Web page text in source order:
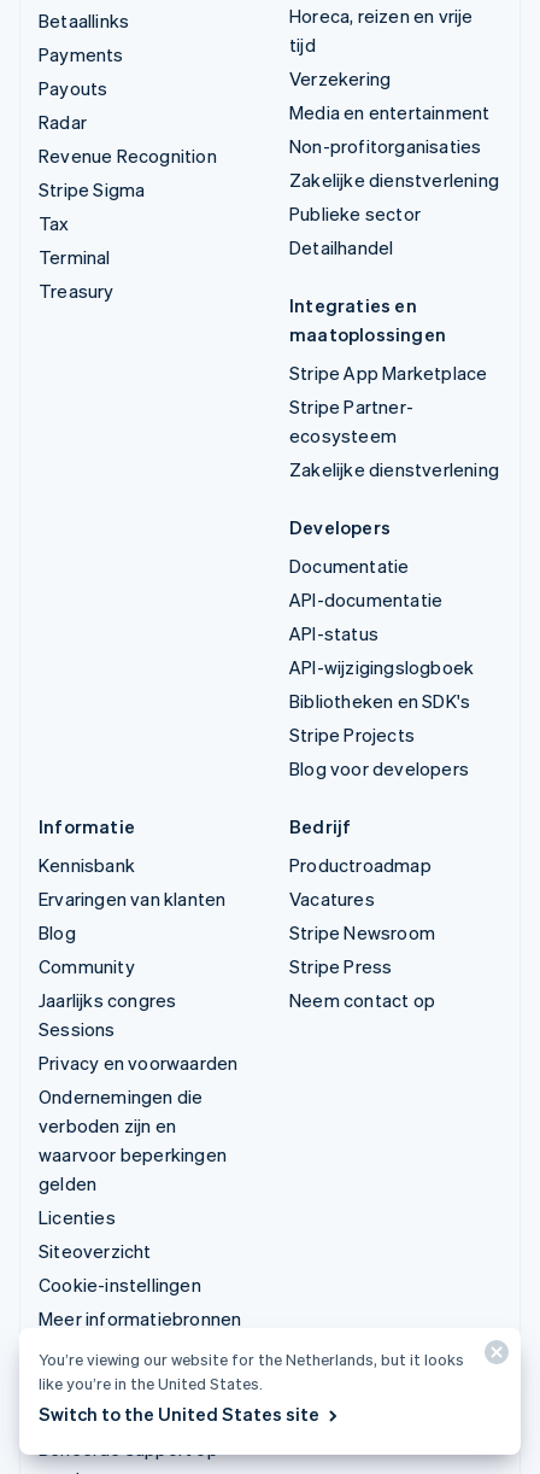
Betaallinks
Payments
Payouts
Radar
Revenue Recognition
Stripe Sigma
Tax
Terminal
Treasury
Horeca, reizen en vrije
tijd
Verzekering
Media en entertainment
Non-profitorganisaties
Zakelijke dienstverlening
Publieke sector
Detailhandel
Integraties en
maatoplossingen
Stripe App Marketplace
Stripe Partner-
ecosysteem
Zakelijke dienstverlening
Developers
Documentatie
API-documentatie
API-status
API-wijzigingslogboek
Bibliotheken en SDK's
Stripe Projects
Blog voor developers
Informatie
Kennisbank
Ervaringen van klanten
Blog
Community
Jaarlijks congres
Sessions
Privacy en voorwaarden
Ondernemingen die
verboden zijn en
waarvoor beperkingen
gelden
Licenties
Siteoverzicht
Cookie-instellingen
Meer informatiebronnen
Bedrijf
Productroadmap
Vacatures
Stripe Newsroom
Stripe Press
Neem contact op
Ondersteuning
Ondersteuning vragen
You’re viewing our website for the Netherlands, but it looks
like you’re in the United States.
Switch to the United States site